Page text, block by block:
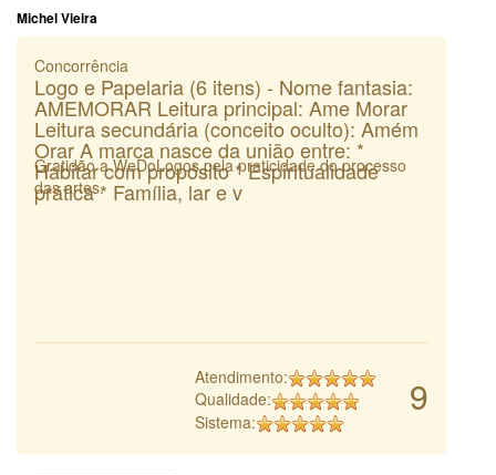
Michel Vieira
Concorrência
Logo e Papelaria (6 itens) - Nome fantasia:
AMEMORAR Leitura principal: Ame Morar
Leitura secundária (conceito oculto): Amém
Orar A marca nasce da união entre: *
Habitar com propósito * Espiritualidade
prática * Família, lar e v
Gratidão a WeDoLogos pela praticidade do processo
das artes.
9
Atendimento:
Qualidade:
Sistema: